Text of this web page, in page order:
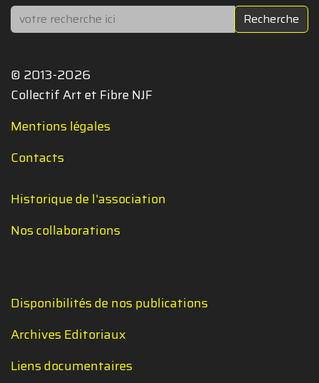
Rechercher Recherche
© 2013-2026
Collectif Art et Fibre NJF
Mentions légales
Contacts
Historique de l'association
Nos collaborations
Disponibilités de nos publications
Archives Editoriaux
Liens documentaires